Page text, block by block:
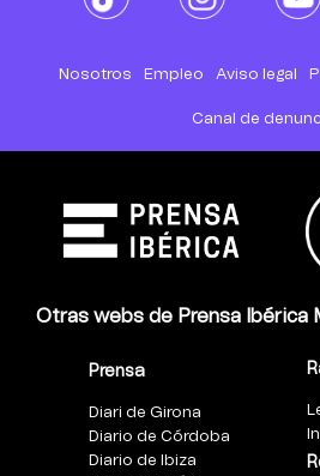
Nosotros Empleo Aviso legal
Canal de
Otras webs de Prensa Ibérica
Prensa
Diari de Girona
Diario de Córdoba
Diario de Ibiza